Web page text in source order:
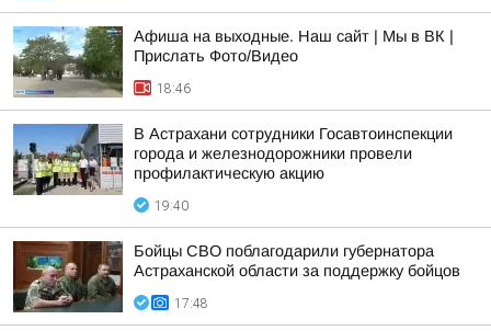
Афиша на выходные. Наш сайт | Мы в ВК |
Прислать Фото/Видео
18:46
В Астрахани сотрудники Госавтоинспекции
города и железнодорожники провели
профилактическую акцию
19:40
Бойцы СВО поблагодарили губернатора
Астраханской области за поддержку бойцов
17:48